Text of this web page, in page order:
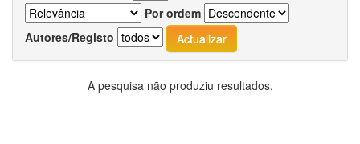
Por ordem
Autores/Registo
A pesquisa não produziu resultados.